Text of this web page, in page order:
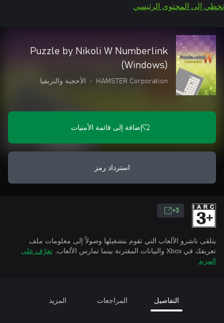
تخطي إلى المحتوى الرئيسي
Puzzle by Nikoli W Numberlink
(Windows)
HAMSTER Corporation
• الأحجية والتريفيا
إضافة إلى قائمة الأمنيات
استرداد رمز
3+
يتلقى ناشرو الألعاب التي تقوم بتشغيلها وصولاً إلى معلومات ملف
تعريفك في Xbox والبيانات المقترنة بينما تمارس الألعاب.
تعرّف على
المزيد
التفاصيل المراجعات المزيد